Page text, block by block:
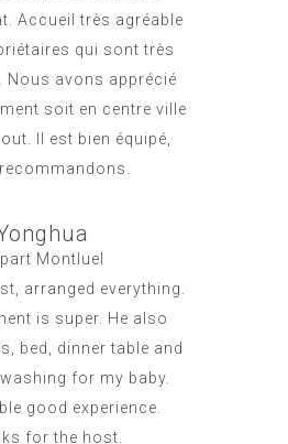
Accueil très agréable
qui sont très
Nous avons apprécié
soit en centre ville
Il est bien équipé,
Montluel
arranged everything.
is super. He also
bed, dinner table and
for my baby.
good experience.
for the host.